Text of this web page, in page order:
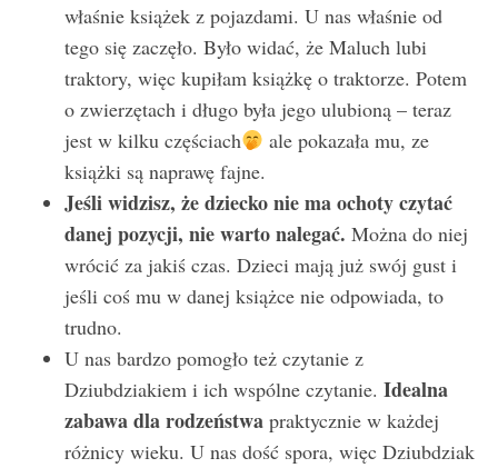
właśnie książek z pojazdami. U nas właśnie od
tego się zaczęło. Było widać, że Maluch lubi
traktory, więc kupiłam książkę o traktorze. Potem
o zwierzętach i długo była jego ulubioną – teraz
jest w kilku częściach
ale pokazała mu, ze
książki są naprawę fajne.
Jeśli widzisz, że dziecko nie ma ochoty czytać
danej pozycji, nie warto nalegać. Można do niej
wrócić za jakiś czas. Dzieci mają już swój gust i
jeśli coś mu w danej książce nie odpowiada, to
trudno.
U nas bardzo pomogło też czytanie z
Dziubdziakiem i ich wspólne czytanie. Idealna
zabawa dla rodzeństwapraktycznie w każdej
różnicy wieku. U nas dość spora, więc Dziubdziak